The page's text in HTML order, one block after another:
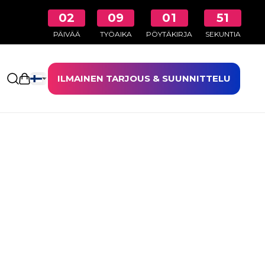
02
PÄIVÄÄ
09
TYÖAIKA
01
PÖYTÄKIRJA
50
SEKUNTIA
Avaa ostoskoriILMAINEN TARJOUS & SUUNNITTELU